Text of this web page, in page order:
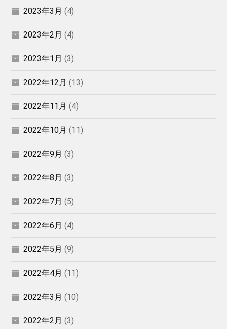
2023年3月 (4)
2023年2月 (4)
2023年1月 (3)
2022年12月 (13)
2022年11月 (4)
2022年10月 (11)
2022年9月 (3)
2022年8月 (3)
2022年7月 (5)
2022年6月 (4)
2022年5月 (9)
2022年4月 (11)
2022年3月 (10)
2022年2月 (3)